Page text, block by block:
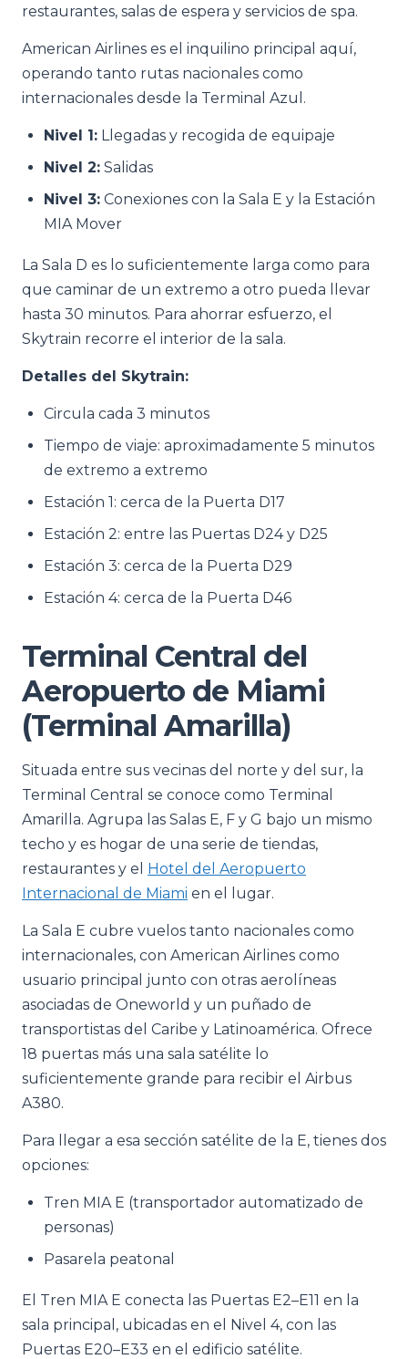
restaurantes, salas de espera y servicios de spa.
American Airlines es el inquilino principal aquí,
operando tanto rutas nacionales como
internacionales desde la Terminal Azul.
Nivel 1: Llegadas y recogida de equipaje
Nivel 2: Salidas
Nivel 3: Conexiones con la Sala E y la Estación
MIA Mover
La Sala D es lo suficientemente larga como para
que caminar de un extremo a otro pueda llevar
hasta 30 minutos. Para ahorrar esfuerzo, el
Skytrain recorre el interior de la sala.
Detalles del Skytrain:
Circula cada 3 minutos
Tiempo de viaje: aproximadamente 5 minutos
de extremo a extremo
Estación 1: cerca de la Puerta D17
Estación 2: entre las Puertas D24 y D25
Estación 3: cerca de la Puerta D29
Estación 4: cerca de la Puerta D46
Terminal Central del
Aeropuerto de Miami
(Terminal Amarilla)
Situada entre sus vecinas del norte y del sur, la
Terminal Central se conoce como Terminal
Amarilla. Agrupa las Salas E, F y G bajo un mismo
techo y es hogar de una serie de tiendas,
restaurantes y el Hotel del Aeropuerto
Internacional de Miami en el lugar.
La Sala E cubre vuelos tanto nacionales como
internacionales, con American Airlines como
usuario principal junto con otras aerolíneas
asociadas de Oneworld y un puñado de
transportistas del Caribe y Latinoamérica. Ofrece
18 puertas más una sala satélite lo
suficientemente grande para recibir el Airbus
A380.
Para llegar a esa sección satélite de la E, tienes dos
opciones:
Tren MIA E (transportador automatizado de
personas)
Pasarela peatonal
El Tren MIA E conecta las Puertas E2–E11 en la
sala principal, ubicadas en el Nivel 4, con las
Puertas E20–E33 en el edificio satélite.